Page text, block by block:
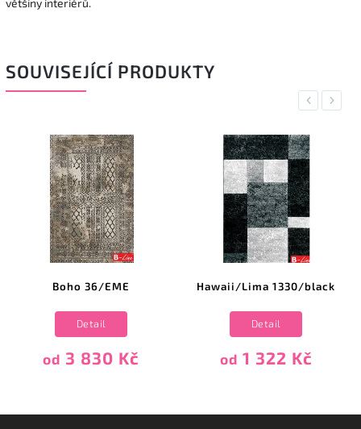
SOUVISEJÍCÍ PRODUKTY
Previous
Boho 36/EME
od 3 830 Kč
Detail
Hawaii/Lima 1330/black
od 1 322 Kč
Detail
Next